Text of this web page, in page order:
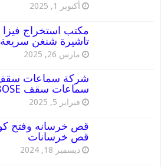
أكتوبر 1, 2025
تاشيرة شنغن سريعة
مارس 26, 2025
سماعات سقف BOSE أصلية
فبراير 5, 2025
قص خرسانات
ديسمبر 18, 2024